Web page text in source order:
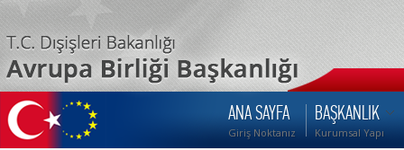
ANA SAYFA
Giriş Noktanız
BAŞKANLIK
Kurumsal Yapı